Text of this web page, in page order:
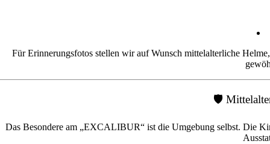
Für Erinnerungsfotos stellen wir auf Wunsch mittelalterliche
🛡️
Das Besondere am „EXCALIBUR“ ist die Umgebung selbst. Die